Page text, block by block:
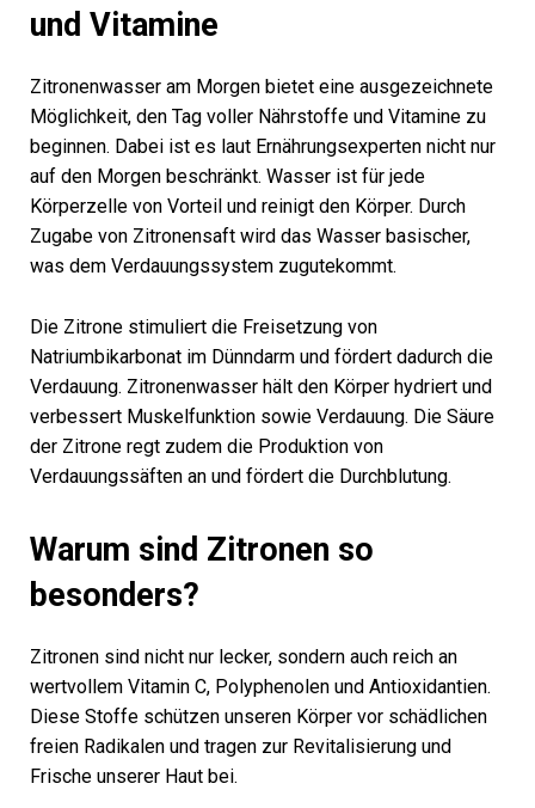
und Vitamine
Zitronenwasser am Morgen bietet eine ausgezeichnete
Möglichkeit, den Tag voller Nährstoffe und Vitamine zu
beginnen. Dabei ist es laut Ernährungsexperten nicht nur
auf den Morgen beschränkt. Wasser ist für jede
Körperzelle von Vorteil und reinigt den Körper. Durch
Zugabe von Zitronensaft wird das Wasser basischer,
was dem Verdauungssystem zugutekommt.
Die Zitrone stimuliert die Freisetzung von
Natriumbikarbonat im Dünndarm und fördert dadurch die
Verdauung. Zitronenwasser hält den Körper hydriert und
verbessert Muskelfunktion sowie Verdauung. Die Säure
der Zitrone regt zudem die Produktion von
Verdauungssäften an und fördert die Durchblutung.
Warum sind Zitronen so
besonders?
Zitronen sind nicht nur lecker, sondern auch reich an
wertvollem Vitamin C, Polyphenolen und Antioxidantien.
Diese Stoffe schützen unseren Körper vor schädlichen
freien Radikalen und tragen zur Revitalisierung und
Frische unserer Haut bei.